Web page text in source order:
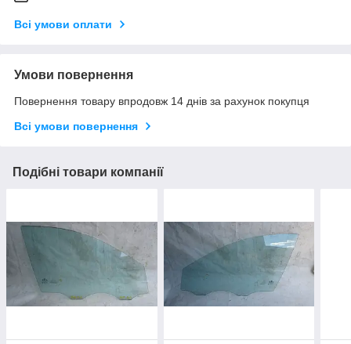
Всі умови оплати
Умови повернення
Повернення товару впродовж 14 днів за рахунок покупця
Всі умови повернення
Подібні товари компанії